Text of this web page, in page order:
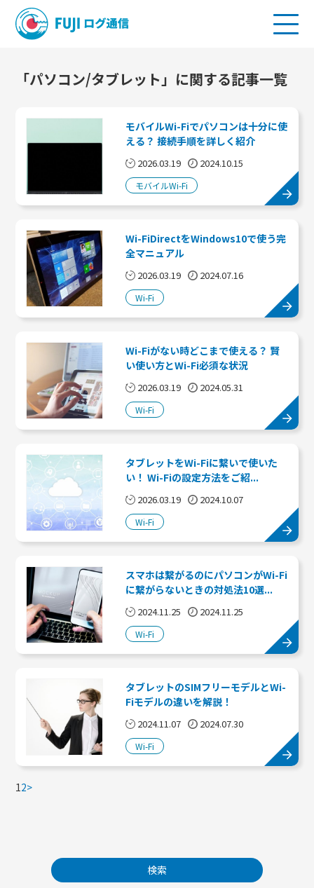
「パソコン/タブレット」に関する記事一覧
モバイルWi-Fiでパソコンは十分に使
える？ 接続手順を詳しく紹介
2026.03.19 2024.10.15
モバイルWi-Fi
Wi-FiDirectをWindows10で使う完
全マニュアル
2026.03.19 2024.07.16
Wi-Fi
Wi-Fiがない時どこまで使える？ 賢
い使い方とWi-Fi必須な状況
2026.03.19 2024.05.31
Wi-Fi
タブレットをWi-Fiに繋いで使いた
い！ Wi-Fiの設定方法をご紹...
2026.03.19 2024.10.07
Wi-Fi
スマホは繋がるのにパソコンがWi-Fi
に繋がらないときの対処法10選...
2024.11.25 2024.11.25
Wi-Fi
タブレットのSIMフリーモデルとWi-
Fiモデルの違いを解説！
2024.11.07 2024.07.30
Wi-Fi
12>
検索